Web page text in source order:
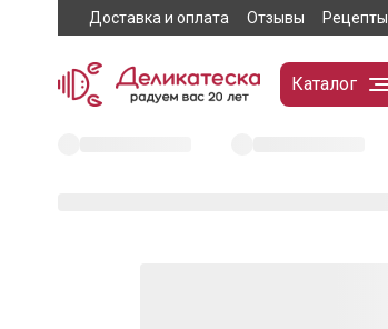
Доставка и оплата Отзывы Рецепты
Каталог